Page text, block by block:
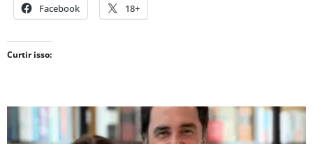
Facebook 18+
Curtir isso: